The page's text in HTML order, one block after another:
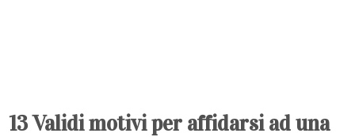
13 Validi motivi per affidarsi ad una